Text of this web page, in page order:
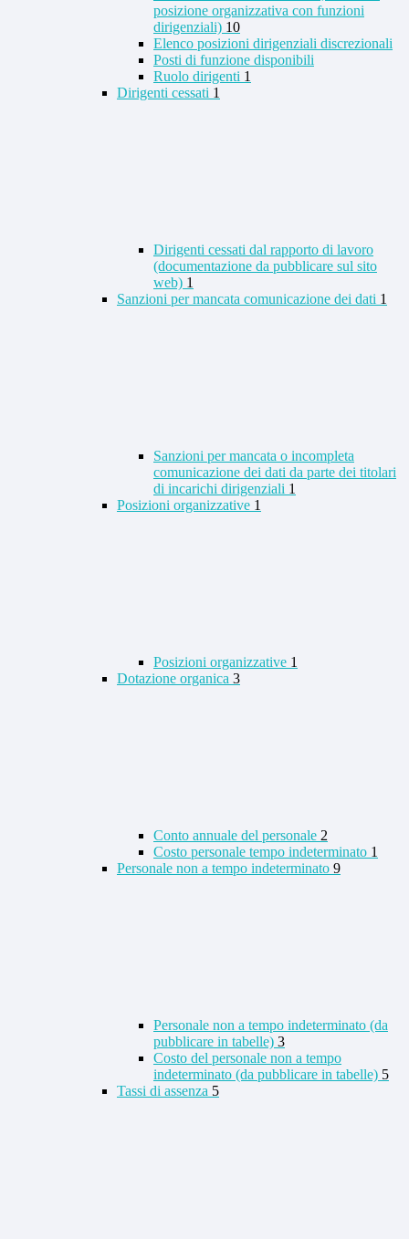
posizione organizzativa con funzioni
dirigenziali) 10
Elenco posizioni dirigenziali discrezionali
Posti di funzione disponibili
Ruolo dirigenti 1
Dirigenti cessati 1
Dirigenti cessati dal rapporto di lavoro
(documentazione da pubblicare sul sito
web) 1
Sanzioni per mancata comunicazione dei dati 1
Sanzioni per mancata o incompleta
comunicazione dei dati da parte dei titolari
di incarichi dirigenziali 1
Posizioni organizzative 1
Posizioni organizzative 1
Dotazione organica 3
Conto annuale del personale 2
Costo personale tempo indeterminato 1
Personale non a tempo indeterminato 9
Personale non a tempo indeterminato (da
pubblicare in tabelle) 3
Costo del personale non a tempo
indeterminato (da pubblicare in tabelle) 5
Tassi di assenza 5